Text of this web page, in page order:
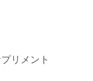
リメント